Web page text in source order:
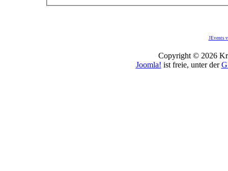
JEvents
Copyright © 2026
Joomla! ist freie, unter der